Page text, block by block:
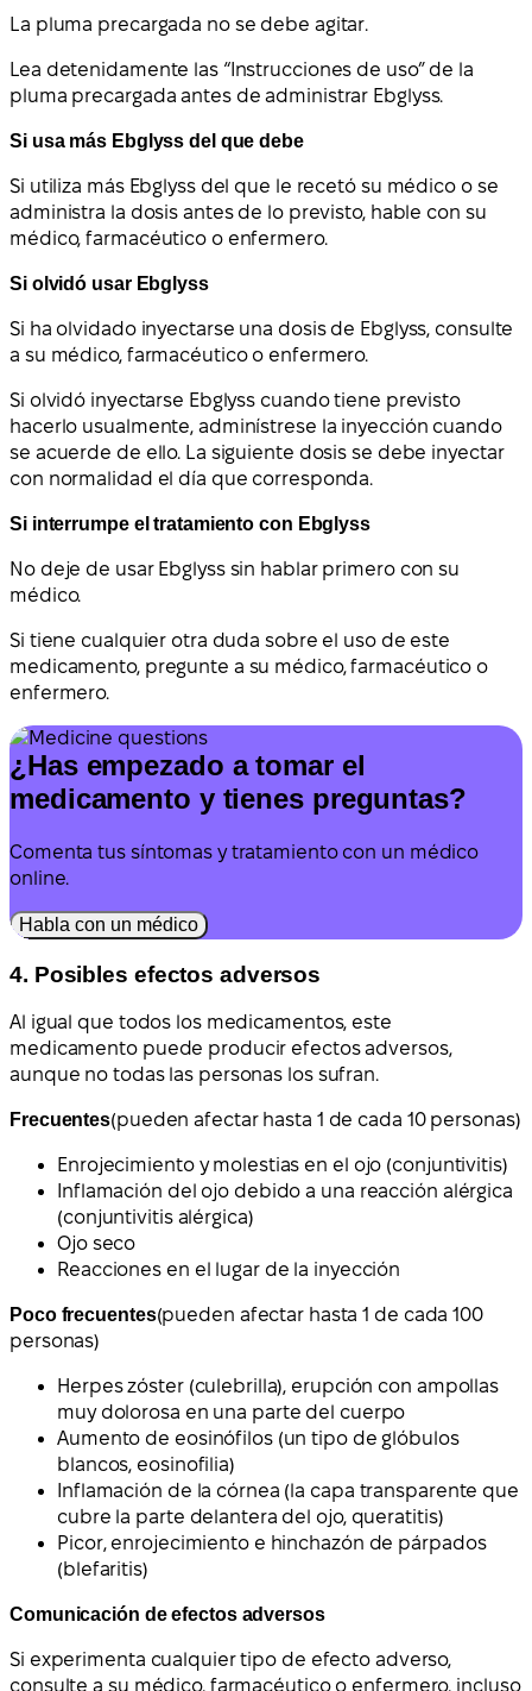
La pluma precargada no se debe agitar.
Lea detenidamente las “Instrucciones de uso” de la
pluma precargada antes de administrar Ebglyss.
Si usa más Ebglyss del que debe
Si utiliza más Ebglyss del que le recetó su médico o se
administra la dosis antes de lo previsto, hable con su
médico, farmacéutico o enfermero.
Si olvidó usar Ebglyss
Si ha olvidado inyectarse una dosis de Ebglyss, consulte
a su médico, farmacéutico o enfermero.
Si olvidó inyectarse Ebglyss cuando tiene previsto
hacerlo usualmente, adminístrese la inyección cuando
se acuerde de ello. La siguiente dosis se debe inyectar
con normalidad el día que corresponda.
Si interrumpe el tratamiento con Ebglyss
No deje de usar Ebglyss sin hablar primero con su
médico.
Si tiene cualquier otra duda sobre el uso de este
medicamento, pregunte a su médico, farmacéutico o
enfermero.
¿Has empezado a tomar el
medicamento y tienes preguntas?
Comenta tus síntomas y tratamiento con un médico
online.
Habla con un médico
4. Posibles efectos adversos
Al igual que todos los medicamentos, este
medicamento puede producir efectos adversos,
aunque no todas las personas los sufran.
Frecuentes(pueden afectar hasta 1 de cada 10 personas)
Enrojecimiento y molestias en el ojo (conjuntivitis)
Inflamación del ojo debido a una reacción alérgica
(conjuntivitis alérgica)
Ojo seco
Reacciones en el lugar de la inyección
Poco frecuentes(pueden afectar hasta 1 de cada 100
personas)
Herpes zóster (culebrilla), erupción con ampollas
muy dolorosa en una parte del cuerpo
Aumento de eosinófilos (un tipo de glóbulos
blancos, eosinofilia)
Inflamación de la córnea (la capa transparente que
cubre la parte delantera del ojo, queratitis)
Picor, enrojecimiento e hinchazón de párpados
(blefaritis)
Comunicación de efectos adversos
Si experimenta cualquier tipo de efecto adverso,
consulte a su médico, farmacéutico o enfermero, incluso